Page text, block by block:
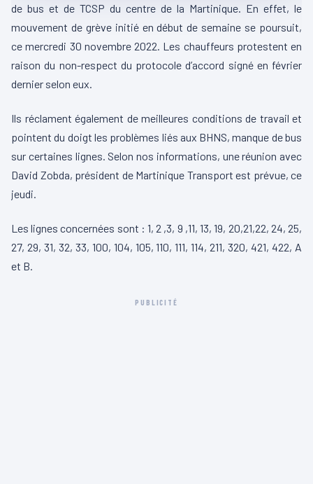
de bus et de TCSP du centre de la Martinique. En effet, le
mouvement de grève initié en début de semaine se poursuit,
ce mercredi 30 novembre 2022. Les chauffeurs protestent en
raison du non-respect du protocole d’accord signé en février
dernier selon eux.
Ils réclament également de meilleures conditions de travail et
pointent du doigt les problèmes liés aux BHNS, manque de bus
sur certaines lignes. Selon nos informations, une réunion avec
David Zobda, président de Martinique Transport est prévue, ce
jeudi.
Les lignes concernées sont : 1, 2 ,3, 9 ,11, 13, 19, 20,21,22, 24, 25,
27, 29, 31, 32, 33, 100, 104, 105, 110, 111, 114, 211, 320, 421, 422, A
et B.
PUBLICITÉ